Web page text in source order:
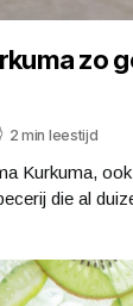
zo
2 min leestijd
Kurkuma,
die al